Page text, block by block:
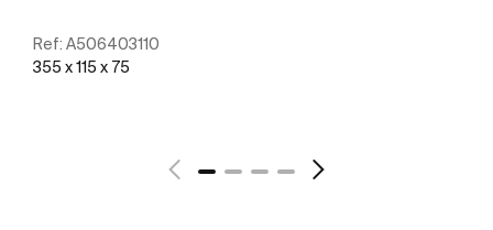
Ref: A506403110
355 x 115 x 75